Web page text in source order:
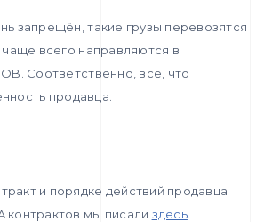
запрещён, такие грузы перевозятся
чаще всего направляются в
Соответственно, всё, что
продавца.
и порядке действий продавца
контрактов мы писали здесь.